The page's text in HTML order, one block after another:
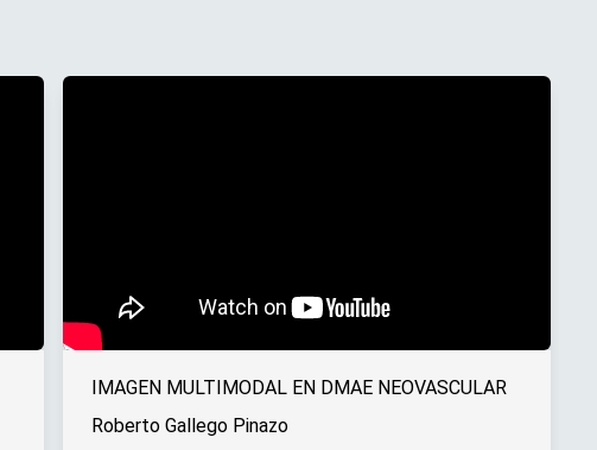
IMAGEN MULTIMODAL EN DMAE NEOVASCULAR
Roberto Gallego Pinazo